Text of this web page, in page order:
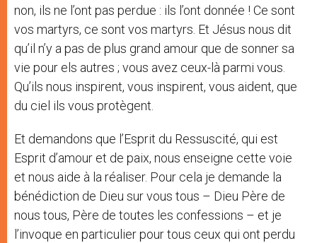
non, ils ne l’ont pas perdue : ils l’ont donnée ! Ce sont
vos martyrs, ce sont vos martyrs. Et Jésus nous dit
qu’il n’y a pas de plus grand amour que de sonner sa
vie pour els autres ; vous avez ceux-là parmi vous.
Qu’ils nous inspirent, vous inspirent, vous aident, que
du ciel ils vous protègent.
Et demandons que l’Esprit du Ressuscité, qui est
Esprit d’amour et de paix, nous enseigne cette voie
et nous aide à la réaliser. Pour cela je demande la
bénédiction de Dieu sur vous tous – Dieu Père de
nous tous, Père de toutes les confessions – et je
l’invoque en particulier pour tous ceux qui ont perdu